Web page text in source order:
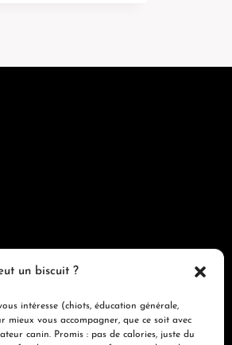
un biscuit ?
intéresse (chiots, éducation générale,
vous accompagner, que ce soit avec
canin. Promis : pas de calories, juste du